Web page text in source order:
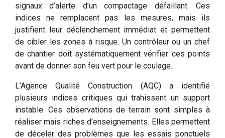
signaux d’alerte d’un compactage défaillant. Ces
indices ne remplacent pas les mesures, mais ils
justifient leur déclenchement immédiat et permettent
de cibler les zones à risque. Un contrôleur ou un chef
de chantier doit systématiquement vérifier ces points
avant de donner son feu vert pour le coulage.
L’Agence Qualité Construction (AQC) a identifié
plusieurs indices critiques qui trahissent un support
instable. Ces observations de terrain sont simples à
réaliser mais riches d’enseignements. Elles permettent
de déceler des problèmes que les essais ponctuels